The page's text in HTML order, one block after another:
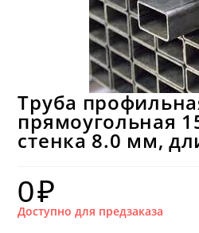
Труба
прямоугольная
стенка 8.0 мм,
0₽
Доступно для предзаказа